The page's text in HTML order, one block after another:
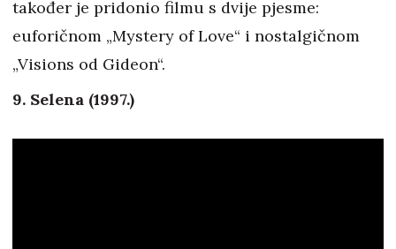
također je pridonio filmu s dvije pjesme:
euforičnom „Mystery of Love“ i nostalgičnom
„Visions od Gideon“.
9. Selena (1997.)